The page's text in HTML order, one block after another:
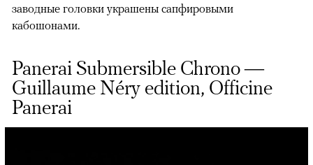
заводные головки украшены сапфировыми
кабошонами.
Panerai Submersible Chrono —
Guillaume Néry edition, Officine
Panerai